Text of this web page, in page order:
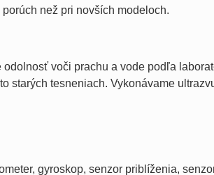
než pri novších modeloch.
voči prachu a vode podľa
starých tesneniach. Vykonávame
gyroskop, senzor priblíženia,